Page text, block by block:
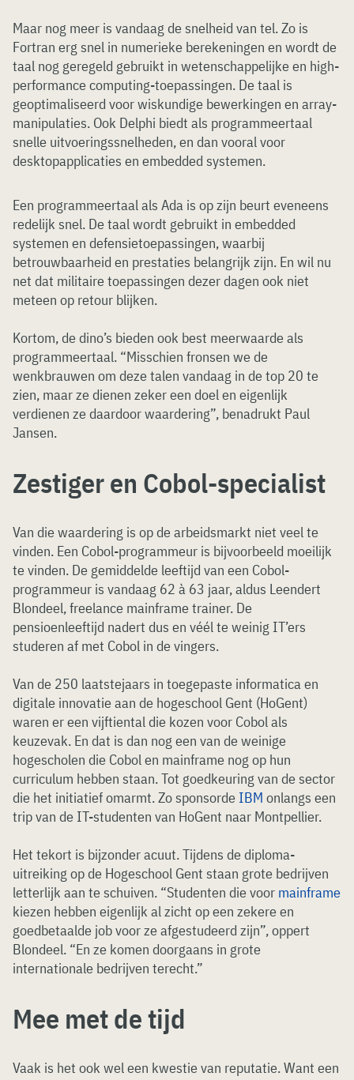
Maar nog meer is vandaag de snelheid van tel. Zo is
Fortran erg snel in numerieke berekeningen en wordt de
taal nog geregeld gebruikt in wetenschappelijke en high-
performance computing-toepassingen. De taal is
geoptimaliseerd voor wiskundige bewerkingen en array-
manipulaties. Ook Delphi biedt als programmeertaal
snelle uitvoeringssnelheden, en dan vooral voor
desktopapplicaties en embedded systemen.
Een programmeertaal als Ada is op zijn beurt eveneens
redelijk snel. De taal wordt gebruikt in embedded
systemen en defensietoepassingen, waarbij
betrouwbaarheid en prestaties belangrijk zijn. En wil nu
net dat militaire toepassingen dezer dagen ook niet
meteen op retour blijken.
Kortom, de dino’s bieden ook best meerwaarde als
programmeertaal. “Misschien fronsen we de
wenkbrauwen om deze talen vandaag in de top 20 te
zien, maar ze dienen zeker een doel en eigenlijk
verdienen ze daardoor waardering”, benadrukt Paul
Jansen.
Zestiger en Cobol-specialist
Van die waardering is op de arbeidsmarkt niet veel te
vinden. Een Cobol-programmeur is bijvoorbeeld moeilijk
te vinden. De gemiddelde leeftijd van een Cobol-
programmeur is vandaag 62 à 63 jaar, aldus Leendert
Blondeel, freelance mainframe trainer. De
pensioenleeftijd nadert dus en véél te weinig IT’ers
studeren af met Cobol in de vingers.
Van de 250 laatstejaars in toegepaste informatica en
digitale innovatie aan de hogeschool Gent (HoGent)
waren er een vijftiental die kozen voor Cobol als
keuzevak. En dat is dan nog een van de weinige
hogescholen die Cobol en mainframe nog op hun
curriculum hebben staan. Tot goedkeuring van de sector
die het initiatief omarmt. Zo sponsorde IBM onlangs een
trip van de IT-studenten van HoGent naar Montpellier.
Het tekort is bijzonder acuut. Tijdens de diploma-
uitreiking op de Hogeschool Gent staan grote bedrijven
letterlijk aan te schuiven. “Studenten die voor mainframe
kiezen hebben eigenlijk al zicht op een zekere en
goedbetaalde job voor ze afgestudeerd zijn”, oppert
Blondeel. “En ze komen doorgaans in grote
internationale bedrijven terecht.”
Mee met de tijd
Vaak is het ook wel een kwestie van reputatie. Want een